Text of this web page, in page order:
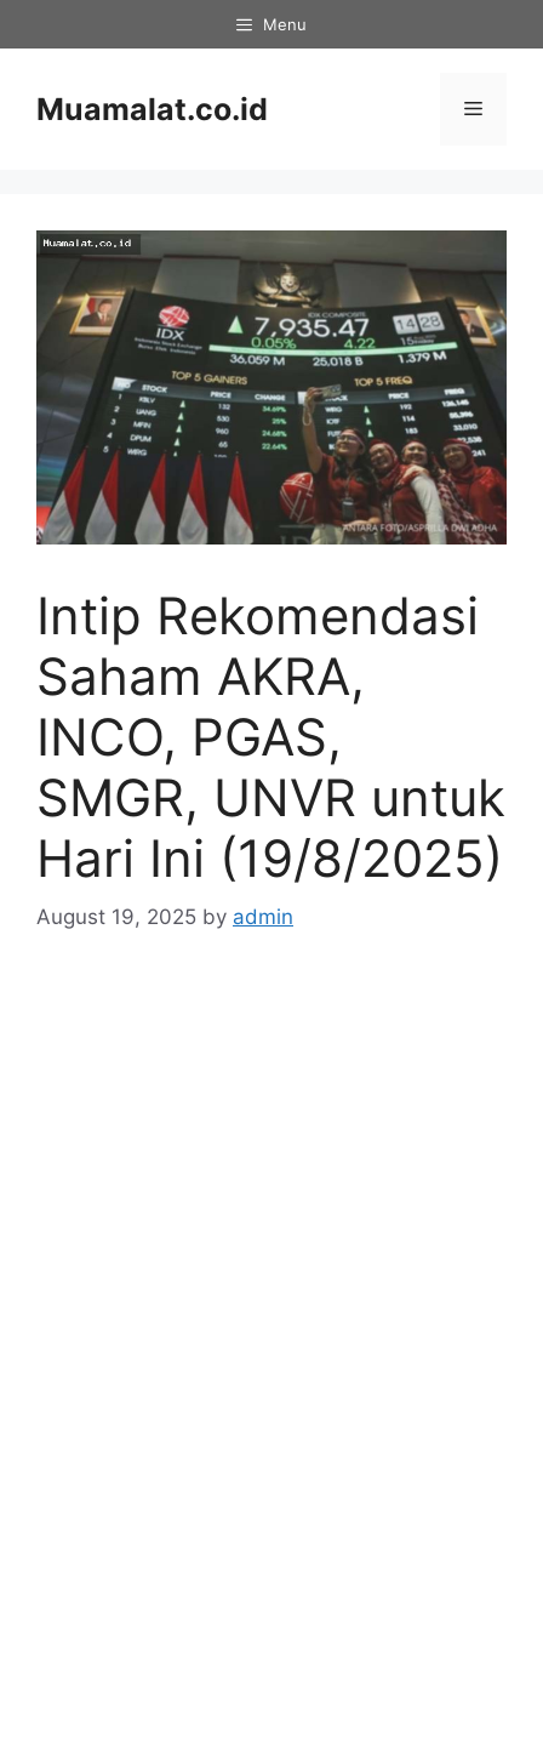
to
Menu
Muamalat.co.id Menu
Intip Rekomendasi
Saham AKRA,
INCO, PGAS,
SMGR, UNVR untuk
Hari Ini (19/8/2025)
August 19, 2025 by admin